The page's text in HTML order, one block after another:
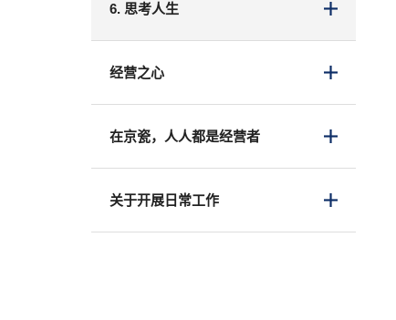
6. 思考人生
经营之心
在京瓷，人人都是经营者
关于开展日常工作